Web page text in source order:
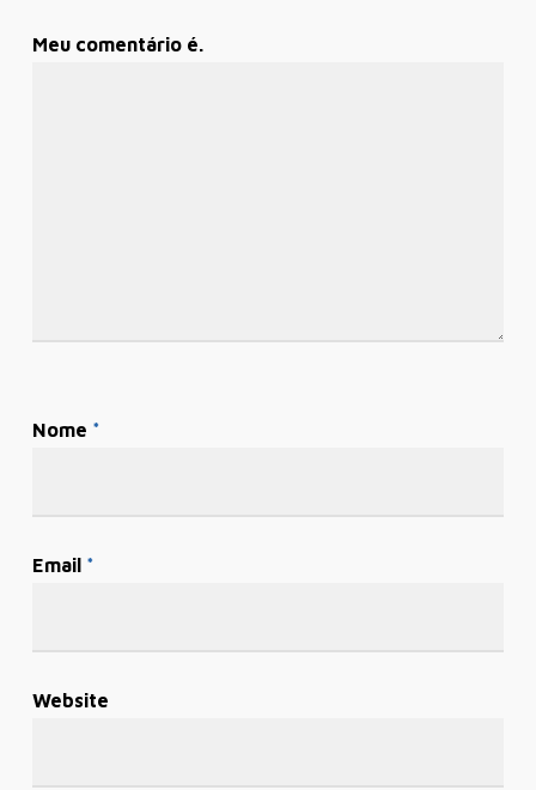
Meu comentário é.
Nome *
Email *
Website